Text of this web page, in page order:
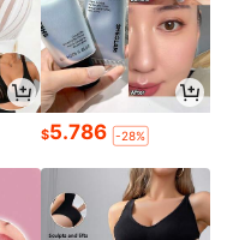
$5.786 -28%